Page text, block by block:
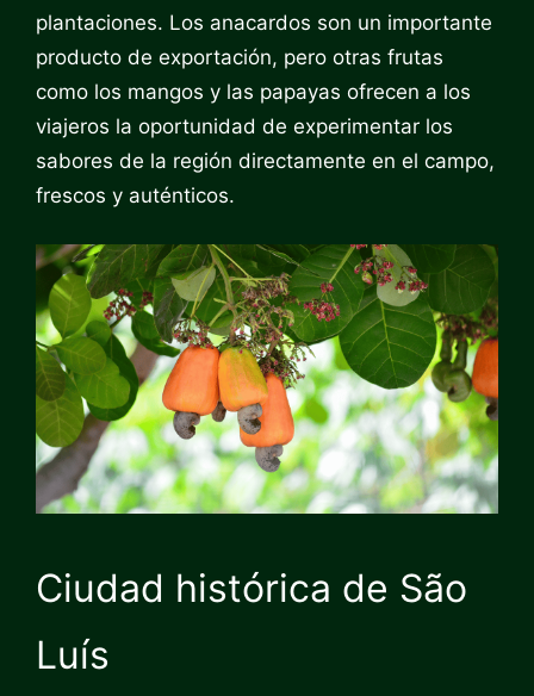
plantaciones. Los anacardos son un importante
producto de exportación, pero otras frutas
como los mangos y las papayas ofrecen a los
viajeros la oportunidad de experimentar los
sabores de la región directamente en el campo,
frescos y auténticos.
Ciudad histórica de São
Luís